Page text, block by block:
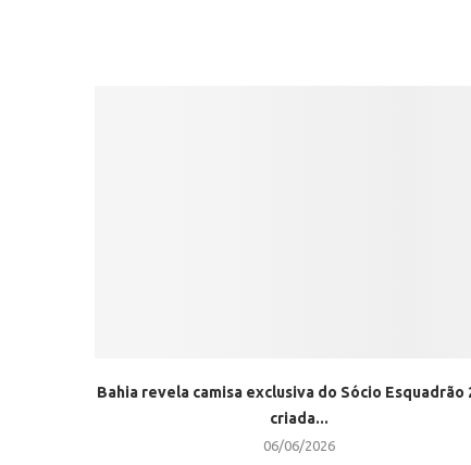
Bahia revela camisa exclusiva do Sócio Esquadrão
criada...
06/06/2026